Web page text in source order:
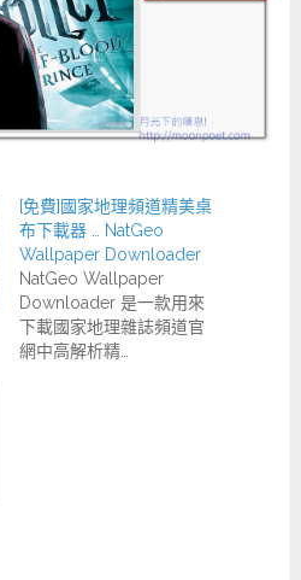
[免費]國家地理頻道精美桌
布下載器 … NatGeo
Wallpaper Downloader
NatGeo Wallpaper
Downloader 是一款用來
下載國家地理雜誌頻道官
網中高解析精…